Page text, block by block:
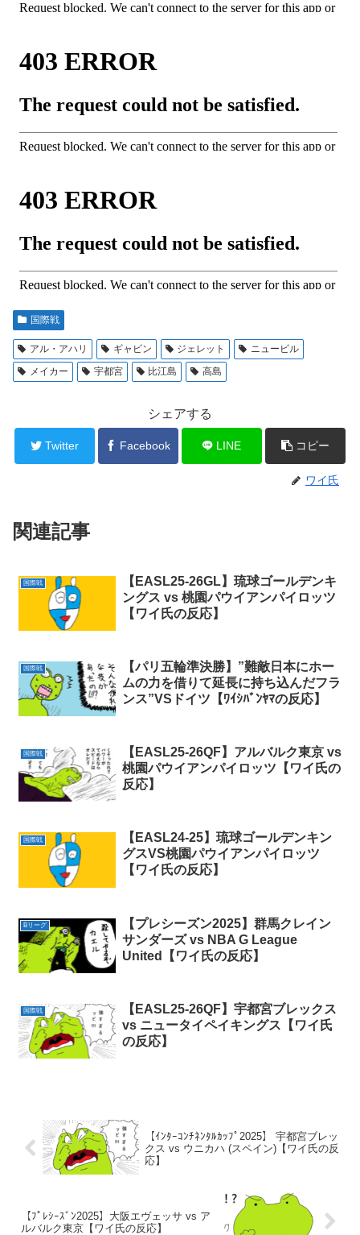
国際戦
アル・アハリ ギャビン ジェレット
ニュービル
メイカー
宇都宮 比江島 高島
シェアする
Twitter Facebook LINE コピー
ワイ氏
関連記事
国際戦
【EASL25-26GL】琉球ゴールデンキ
ングス vs 桃園パウイアンパイロッツ
【ワイ氏の反応】
国際戦
【パリ五輪準決勝】”難敵日本にホー
ムの力を借りて延長に持ち込んだフラ
ンス”VSドイツ【ﾜｲｼﾊﾞﾝﾔﾏの反応】
国際戦
【EASL25-26QF】アルバルク東京 vs
桃園パウイアンパイロッツ【ワイ氏の
反応】
国際戦
【EASL24-25】琉球ゴールデンキン
グスVS桃園パウイアンパイロッツ
【ワイ氏の反応】
Bリーグ
【プレシーズン2025】群馬クレイン
サンダーズ vs NBA G League
United【ワイ氏の反応】
国際戦
【EASL25-26QF】宇都宮ブレックス
vs ニュータイペイキングス【ワイ氏
の反応】
【ｲﾝﾀｰｺﾝﾁﾈﾝﾀﾙｶｯﾌﾟ2025】 宇都宮ブレッ
クス vs ウニカハ (スペイン)【ワイ氏の反
応】
【ﾌﾟﾚｼｰｽﾞﾝ2025】大阪エヴェッサ vs ア
ルバルク東京【ワイ氏の反応】